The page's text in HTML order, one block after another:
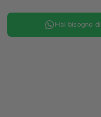
Hai bisogno